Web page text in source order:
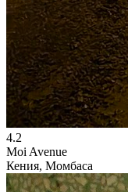
4.2
Moi Avenue
Кения, Момбаса